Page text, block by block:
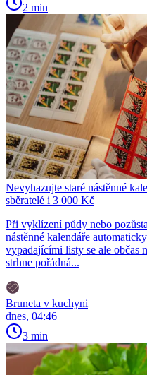
2 min
Nevyhazujte staré nástěnné
sběratelé i 3 000 Kč
Při vyklízení půdy nebo
nástěnné kalendáře
vypadajícími listy se ale občas
strhne pořádná...
Bruneta v kuchyni
dnes, 04:46
3 min